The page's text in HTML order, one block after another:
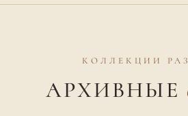
КОЛЛЕКЦИИ
АРХИВНЫЕ